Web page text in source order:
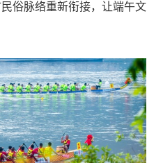
俗脉络重新衔接，让端午文